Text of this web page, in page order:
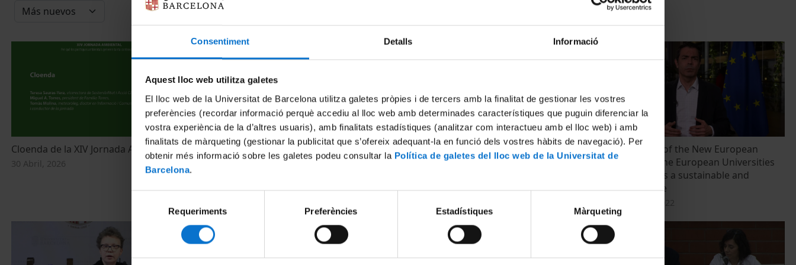
Consentiment Detalls Informació
Aquest lloc web utilitza galetes
El lloc web de la Universitat de Barcelona utilitza galetes pròpies i de tercers amb la finalitat de gestionar les vostres
preferències (recordar informació perquè accediu al lloc web amb determinades característiques que puguin diferenciar la
vostra experiència de la d’altres usuaris), amb finalitats estadístiques (analitzar com interactueu amb el lloc web) i amb
finalitats de màrqueting (gestionar la publicitat que s’ofereix adequant-la en funció dels vostres hàbits de navegació). Per
obtenir més informació sobre les galetes podeu consultar la Política de galetes del lloc web de la Universitat de
Barcelona.
consentiment
Requeriments Preferències Estadístiques Màrqueting
Cloenda de la XIV Jornada Ambiental
30 Abril, 2026
Cloenda de la XII Jornada Ambiental
Conclusions de la XI Jornada Ambiental
Torres
The principles of the New European
Bauhaus and the European Universities
values: towards a sustainable and
inclusive future